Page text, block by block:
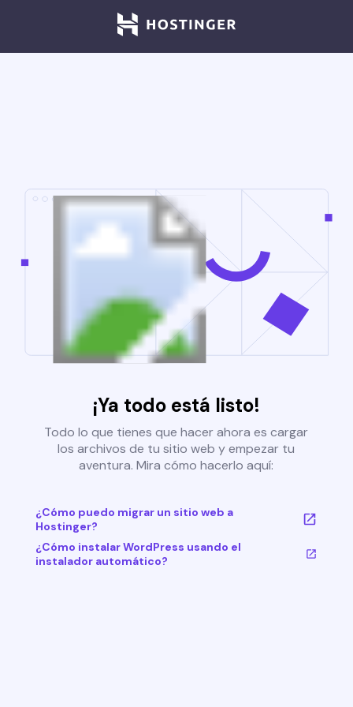
¡Ya todo está listo!
Todo lo que tienes que hacer ahora es cargar
los archivos de tu sitio web y empezar tu
aventura. Mira cómo hacerlo aquí:
¿Cómo puedo migrar un sitio web a
Hostinger?
¿Cómo instalar WordPress usando el
instalador automático?